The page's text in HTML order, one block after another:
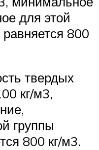
для этой
800
твердых
кг/м3,
группы
800 кг/м3.